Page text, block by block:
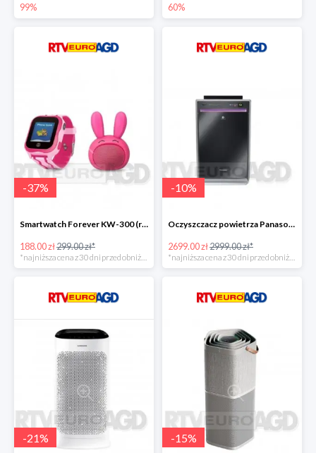
99% 60%
-37%
Smartwatch Forever KW-300 (różowy) + głośnik Rabbit ABS-100 -111zł
188.00 zł299.00 zł*
*najniższa cena z 30 dni przed obniżką
-10%
Oczyszczacz powietrza Panasonic FVXR90GK -300zł
2699.00 zł2999.00 zł*
*najniższa cena z 30 dni przed obniżką
-21% -15%